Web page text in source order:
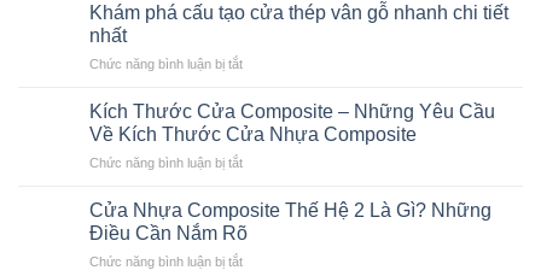
Khám phá cấu tạo cửa thép vân gỗ nhanh chi tiết
nhất
Chức năng bình luận bị tắtở
phá
cấu
tạo
cửa
vân
gỗ
chi
Kích Thước Cửa Composite – Những Yêu Cầu
Về Kích Thước Cửa Nhựa Composite
Chức năng bình luận bị tắtở
Thước
Cửa
Composite
–
Cửa Nhựa Composite Thế Hệ 2 Là Gì? Những
Điều Cần Nắm Rõ
Chức năng bình luận bị tắtở